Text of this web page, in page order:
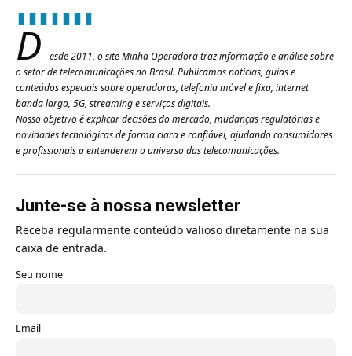
D
esde 2011, o site Minha Operadora traz informação e análise sobre
o setor de telecomunicações no Brasil. Publicamos notícias, guias e
conteúdos especiais sobre operadoras, telefonia móvel e fixa, internet
banda larga, 5G, streaming e serviços digitais.
Nosso objetivo é explicar decisões do mercado, mudanças regulatórias e
novidades tecnológicas de forma clara e confiável, ajudando consumidores
e profissionais a entenderem o universo das telecomunicações.
Junte-se à nossa newsletter
Receba regularmente conteúdo valioso diretamente na sua
caixa de entrada.
Seu nome
Email